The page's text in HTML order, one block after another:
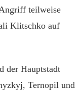
teilweise
Klitschko auf
der Hauptstadt
Ternopil und